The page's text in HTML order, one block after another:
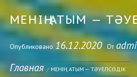
МЕНІҢ АТЫМ —
Опубликовано16.12.2020 От
Главная
МЕНІҢ АТЫМ — ТӘУЕЛСІЗДІК